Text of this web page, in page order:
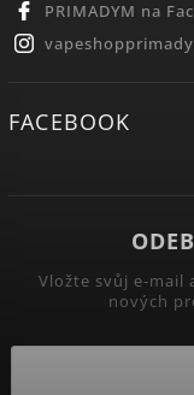
PRIMADYM na
FACEBOOK
Vložte svůj e-mail
nových